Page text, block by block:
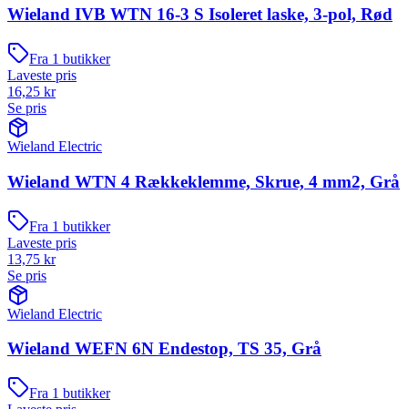
Wieland IVB WTN 16-3 S Isoleret laske, 3-pol, Rød
Fra 1 butikker
Laveste pris
16,25 kr
Se pris
Wieland Electric
Wieland WTN 4 Rækkeklemme, Skrue, 4 mm2, Grå
Fra 1 butikker
Laveste pris
13,75 kr
Se pris
Wieland Electric
Wieland WEFN 6N Endestop, TS 35, Grå
Fra 1 butikker